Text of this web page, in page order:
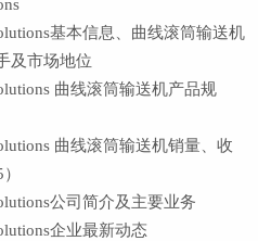
基本信息、曲线滚筒输送机
及市场地位
曲线滚筒输送机产品规
曲线滚筒输送机销量、收
公司简介及主要业务
企业最新动态